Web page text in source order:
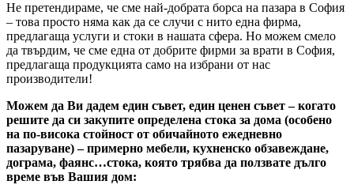
Не претендираме, че сме най-добрата борса на пазара в София
– това просто няма как да се случи с нито една фирма,
предлагаща услуги и стоки в нашата сфера. Но можем смело
да твърдим, че сме една от добрите фирми за врати в София,
предлагаща продукцията само на избрани от нас
производители!
Можем да Ви дадем един съвет, един ценен съвет – когато
решите да си закупите определена стока за дома (особено
на по-висока стойност от обичайното ежедневно
пазаруване) – примерно мебели, кухненско обзавеждане,
дограма, фаянс…стока, която трябва да ползвате дълго
време във Вашия дом: